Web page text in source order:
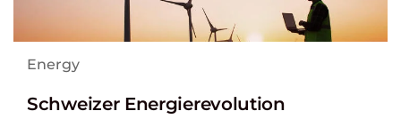
Energy
Schweizer Energierevolution